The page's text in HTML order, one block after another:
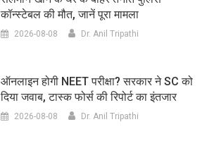
कॉन्स्टेबल की मौत, जानें पूरा मामला
2026-08-08 Dr. Anil Tripathi
ऑनलाइन होगी NEET परीक्षा? सरकार ने SC को
दिया जवाब, टास्क फोर्स की रिपोर्ट का इंतजार
2026-08-08 Dr. Anil Tripathi